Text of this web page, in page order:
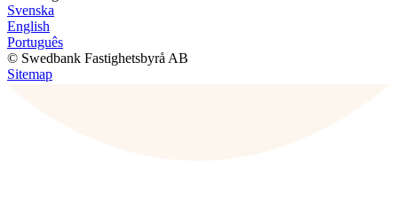
Svenska
English
Português
© Swedbank Fastighetsbyrå AB
Sitemap